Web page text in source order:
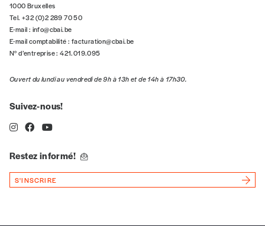
n°
Localité
Je souhaite recevoir une facture
de confidentialité
Lire notrepolitique de protection des données
1000 Bruxelles
Tel. +32 (0)2 289 70 50
E-mail : info@cbai.be
E-mail comptabilité : facturation@cbai.be
N° d’entreprise : 421.019.095
Ouvert du lundi au vendredi de 9h à 13h et de 14h à 17h30.
Suivez-nous!
Restez informé!
S'INSCRIRE